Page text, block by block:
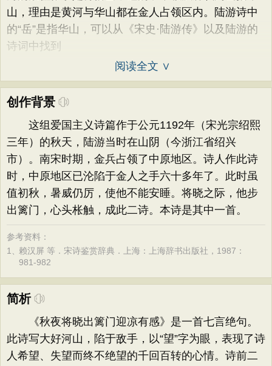
山，理由是黄河与华山都在金人占领区内。陆游诗中
的“岳”是指华山，可以从《宋史·陆游传》以及陆游的
诗词中找到
阅读全文 ∨
创作背景
这组爱国主义诗篇作于公元1192年（宋光宗绍熙
三年）的秋天，陆游当时在山阴（今浙江省绍兴
市）。南宋时期，金兵占领了中原地区。诗人作此诗
时，中原地区已沦陷于金人之手六十多年了。此时虽
值初秋，暑威仍厉，使他不能安睡。将晓之际，他步
出篱门，心头枨触，成此二诗。本诗是其中一首。
参考资料：
1、赖汉屏 等．宋诗鉴赏辞典．上海：上海辞书出版社，1987：
981-982
简析
《秋夜将晓出篱门迎凉有感》是一首七言绝句。
此诗写大好河山，陷于敌手，以“望”字为眼，表现了诗
人希望、失望而终不绝望的千回百转的心情。诗前二